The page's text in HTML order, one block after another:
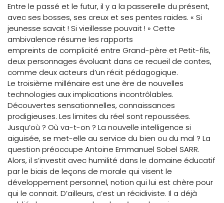
Entre le passé et le futur, il y a la passerelle du présent,
avec ses bosses, ses creux et ses pentes raides. « Si
jeunesse savait ! Si vieillesse pouvait ! » Cette
ambivalence résume les rapports
empreints de complicité entre Grand-père et Petit-fils,
deux personnages évoluant dans ce recueil de contes,
comme deux acteurs d’un récit pédagogique.
Le troisième millénaire est une ère de nouvelles
technologies aux implications incontrôlables.
Découvertes sensationnelles, connaissances
prodigieuses. Les limites du réel sont repoussées.
Jusqu’où ? Où va-t-on ? La nouvelle intelligence si
aiguisée, se met-elle au service du bien ou du mal ? La
question préoccupe Antoine Emmanuel Sobel SARR.
Alors, il s’investit avec humilité dans le domaine éducatif
par le biais de leçons de morale qui visent le
développement personnel, notion qui lui est chère pour
qui le connait. D’ailleurs, c’est un récidiviste. Il a déjà